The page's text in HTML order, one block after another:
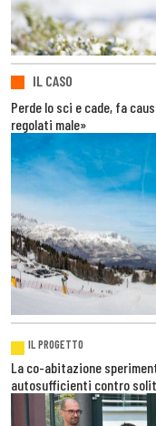
IL CASO
Perde lo sci e cade, fa
regolati male»
IL PROGETTO
La co-abitazione
autosufficienti contro